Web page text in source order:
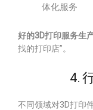
体化服务
好的3D打印服务生
找的打印店”。
4.
不同领域对3D打印